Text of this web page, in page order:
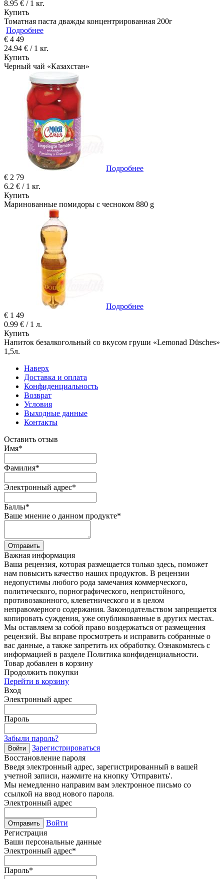
8.95 € / 1 кг.
Купить
Томатная паста дважды концентрированная 200г
Подробнее
€ 4 49
24.94 € / 1 кг.
Купить
Черный чай «Казахстан»
Подробнее
€ 2 79
6.2 € / 1 кг.
Купить
Маринованные помидоры с чесноком 880 g
Подробнее
€ 1 49
0.99 € / 1 л.
Купить
Напиток безалкогольный со вкусом груши «Lemonad Düsches»
1,5л.
Наверх
Доставка и оплата
Конфиденциальность
Возврат
Условия
Выходные данные
Контакты
Оставить отзыв
Имя*
Фамилия*
Электронный адрес*
Баллы*
Ваше мнение о данном продукте*
Отправить
Важная информация
Ваша рецензия, которая размещается только здесь, поможет
нам повысить качество наших продуктов. В рецензии
недопустимы любого рода замечания коммерческого,
политического, порнографического, непристойного,
противозаконного, клеветнического и в целом
неправомерного содержания. Законодательством запрещается
копировать суждения, уже опубликованные в других местах.
Мы оставляем за собой право воздержаться от размещения
рецензий. Вы вправе просмотреть и исправить собранные о
вас данные, а также запретить их обработку. Ознакомьтесь с
информацией в разделе Политика конфиденциальности.
Товар добавлен в корзину
Продолжить покупки
Перейти в корзину
Вход
Электронный адрес
Пароль
Забыли пароль?
Войти
Зарегистрироваться
Восстановление пароля
Введя электронный адрес, зарегистрированный в вашей
учетной записи, нажмите на кнопку 'Отправить'.
Мы немедленно направим вам электронное письмо со
ссылкой на ввод нового пароля.
Электронный адрес
Отправить
Войти
Регистрация
Ваши персональные данные
Электронный адрес*
Пароль*